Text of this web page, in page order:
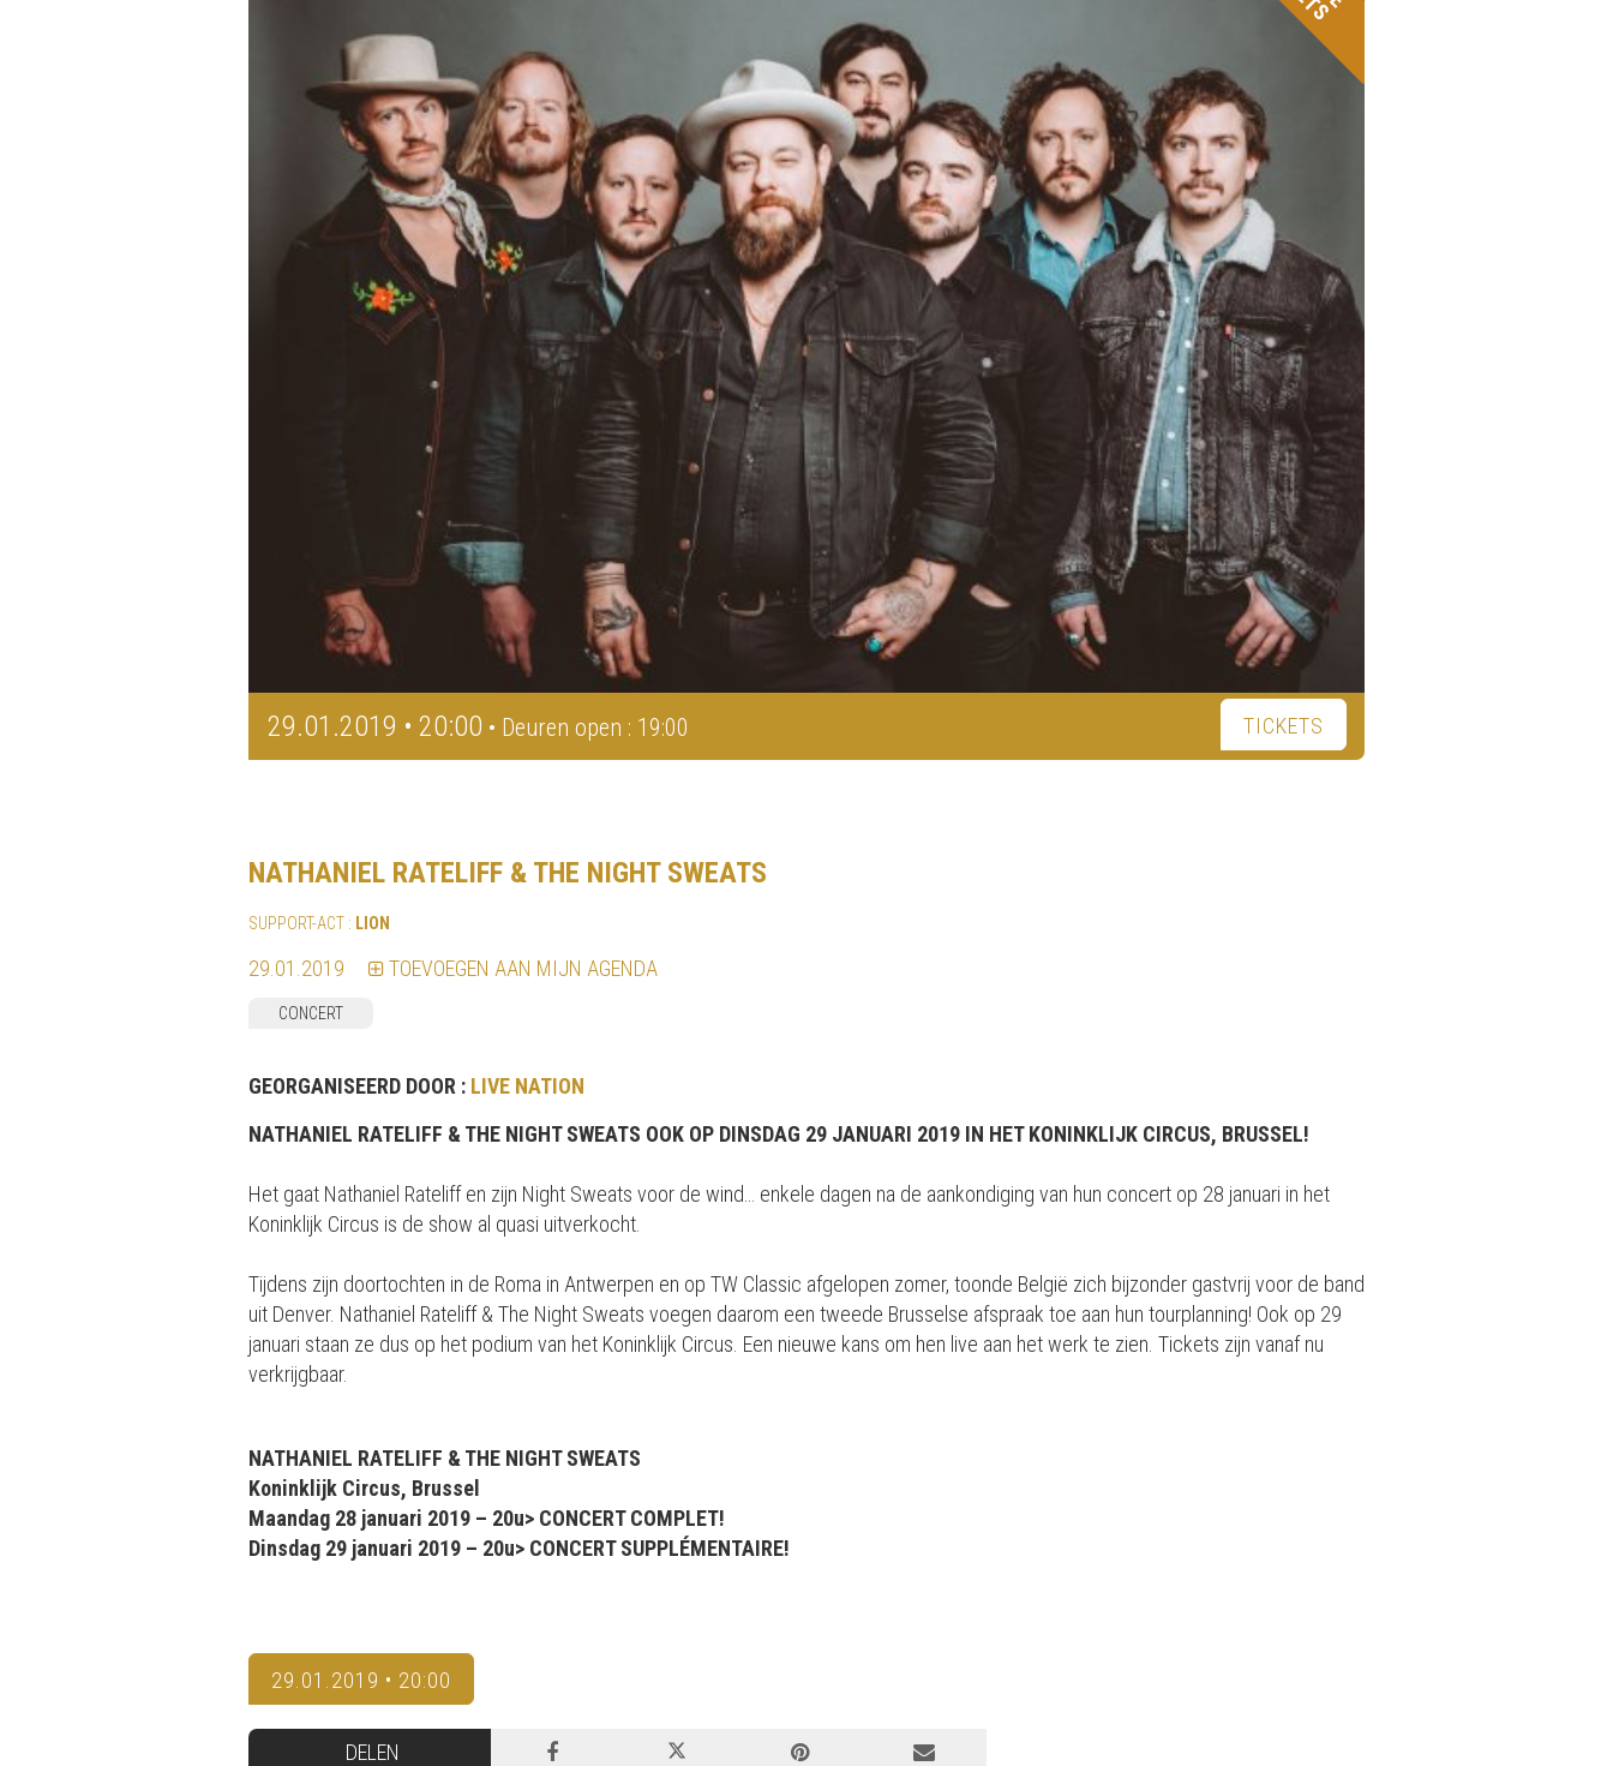
29.01.2019 • 20:00 • Deuren open : 19:00 TICKETS
NATHANIEL RATELIFF & THE NIGHT SWEATS
SUPPORT-ACT : LION
29.01.2019 TOEVOEGEN AAN MIJN AGENDA
CONCERT
GEORGANISEERD DOOR : LIVE NATION
NATHANIEL RATELIFF & THE NIGHT SWEATS OOK OP DINSDAG 29 JANUARI 2019 IN HET KONINKLIJK CIRCUS, BRUSSEL!
Het gaat Nathaniel Rateliff en zijn Night Sweats voor de wind… enkele dagen na de aankondiging van hun concert op 28 januari in het
Koninklijk Circus is de show al quasi uitverkocht.
Tijdens zijn doortochten in de Roma in Antwerpen en op TW Classic afgelopen zomer, toonde België zich bijzonder gastvrij voor de band
uit Denver. Nathaniel Rateliff & The Night Sweats voegen daarom een tweede Brusselse afspraak toe aan hun tourplanning! Ook op 29
januari staan ze dus op het podium van het Koninklijk Circus. Een nieuwe kans om hen live aan het werk te zien. Tickets zijn vanaf nu
verkrijgbaar.
NATHANIEL RATELIFF & THE NIGHT SWEATS
Koninklijk Circus, Brussel
Maandag 28 januari 2019 – 20u> CONCERT COMPLET!
Dinsdag 29 januari 2019 – 20u> CONCERT SUPPLÉMENTAIRE!
29.01.2019 • 20:00
DELEN